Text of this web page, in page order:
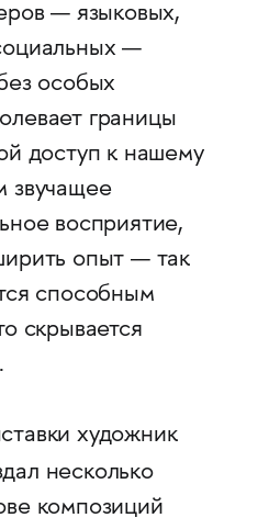
— языковых,
—
особых
границы
доступ к нашему
звучащее
восприятие,
опыт — так
способным
скрывается
художник
несколько
композиций